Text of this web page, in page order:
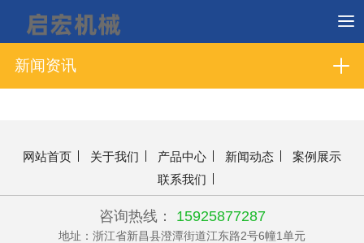
新闻资讯
网站首页 关于我们 产品中心 新闻动态
案例展示
联系我们
咨询热线： 15925877287
地址：浙江省新昌县澄潭街道江东路2号6幢1单元